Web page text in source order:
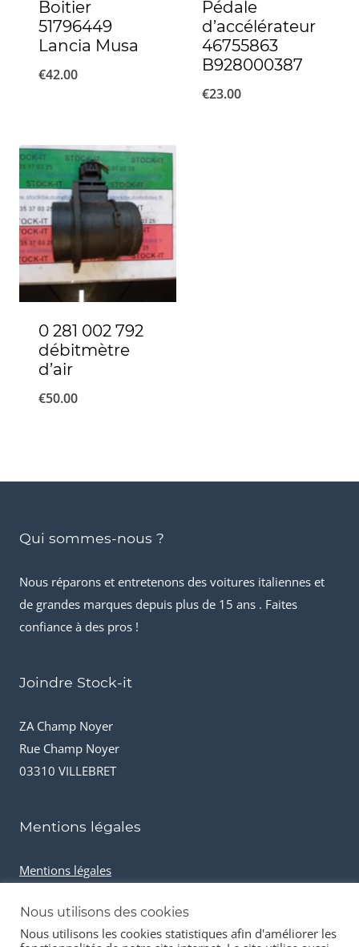
Boitier
51796449
Lancia Musa
€42.00
Pédale
d’accélérateur
46755863
B928000387
€23.00
0 281 002 792
débitmètre
d’air
€50.00
Qui sommes-nous ?
Nous réparons et entretenons des voitures italiennes et
de grandes marques depuis plus de 15 ans . Faites
confiance à des pros !
Joindre Stock-it
ZA Champ Noyer
Rue Champ Noyer
03310 VILLEBRET
Mentions légales
Mentions légales
Cookies et données personnelles
Nous utilisons des cookies
Nous utilisons les cookies statistiques afin d'améliorer les